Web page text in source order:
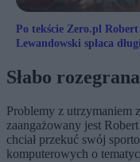
Po tekście Zero.pl Robert
Lewandowski spłaca
Słabo
Problemy z utrzymaniem
zaangażowany jest
chciał przekuć swój
komputerowych o